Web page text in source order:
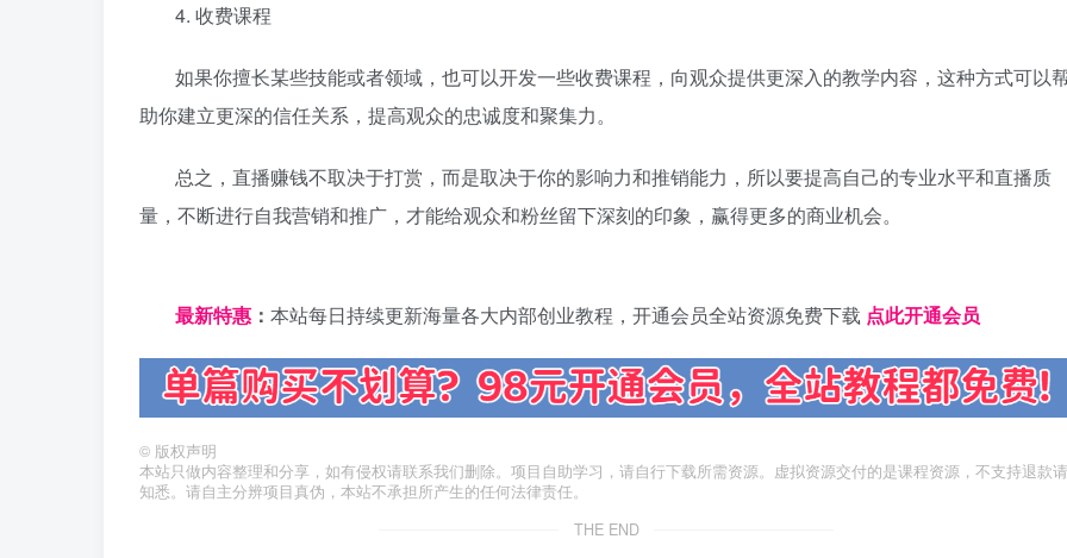
4. 收费课程
如果你擅长某些技能或者领域，也可以开发一些收费课程，向观众提供更深入的教学内容，这种方式可以
助你建立更深的信任关系，提高观众的忠诚度和聚集力。
总之，直播赚钱不取决于打赏，而是取决于你的影响力和推销能力，所以要提高自己的专业水平和直播质
量，不断进行自我营销和推广，才能给观众和粉丝留下深刻的印象，赢得更多的商业机会。
最新特惠 ： 本站每日持续更新海量各大内部创业教程，开通会员全站资源免费下载 点此开通会员
© 版权声明
本站只做内容整理和分享，如有侵权请联系我们删除。项目自助学习，请自行下载所需资源。虚拟资源交付的是课程资源，不支持退款请
知悉。请自主分辨项目真伪，本站不承担所产生的任何法律责任。
THE END